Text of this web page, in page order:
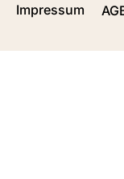
Impressum